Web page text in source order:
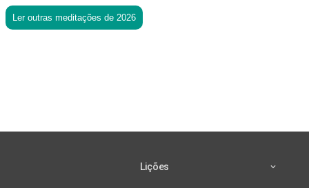
Ler outras meditações de 2026
Lições